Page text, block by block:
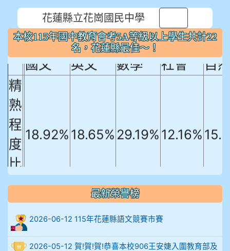
花蓮縣立花崗國民中學
本校115年國中教育會考5A等級以上學生共計22
名，花蓮縣最佳～！
本校115年國中教育會考5A等級以上
學生共計22名，花蓮縣最佳～！
國文
英文 數學 社會
自
精
熟
程
度
比
例
18.92% 18.65% 29.19% 12.16%
906陳兆宏 5A10+ 作文5
912余 嘉 5A10+
最新榮譽榜
2026-06-12 115年花蓮縣語文競賽市賽
2026-05-12 賀!賀!賀!恭喜本校906王安婕入圍教育部及